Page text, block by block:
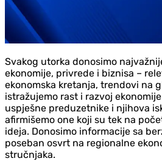
Svakog utorka donosimo
ekonomije, privrede i biznisa –
ekonomska kretanja, trendovi na
istražujemo rast i razvoj
uspješne preduzetnike i njihova
afirmišemo one koji su tek na
ideja. Donosimo informacije sa
poseban osvrt na regionalne
stručnjaka.